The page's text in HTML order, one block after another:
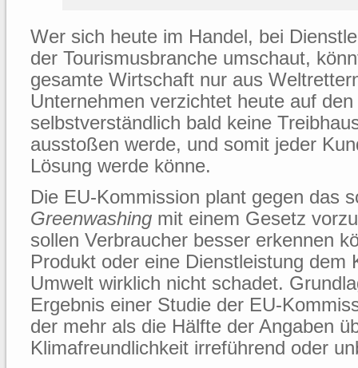
Wer sich heute im Handel, bei
der Tourismusbranche umschaut,
gesamte Wirtschaft nur aus
Unternehmen verzichtet heute auf
selbstverständlich bald keine
ausstoßen werde, und somit jeder
Lösung werde könne.
Die EU-Kommission plant gegen das
Greenwashing mit einem Gesetz
sollen Verbraucher besser erkennen
Produkt oder eine Dienstleistung dem
Umwelt wirklich nicht schadet.
Ergebnis einer Studie der EU-
der mehr als die Hälfte der Angaben
Klimafreundlichkeit irreführend oder